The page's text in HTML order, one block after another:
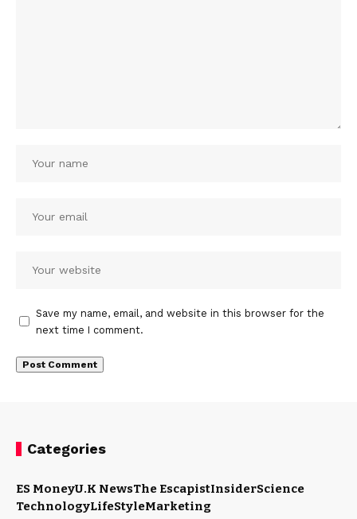
Save my name, email, and website in this browser for the
next time I comment.
Categories
ES MoneyU.K NewsThe EscapistInsiderScience
TechnologyLifeStyleMarketing